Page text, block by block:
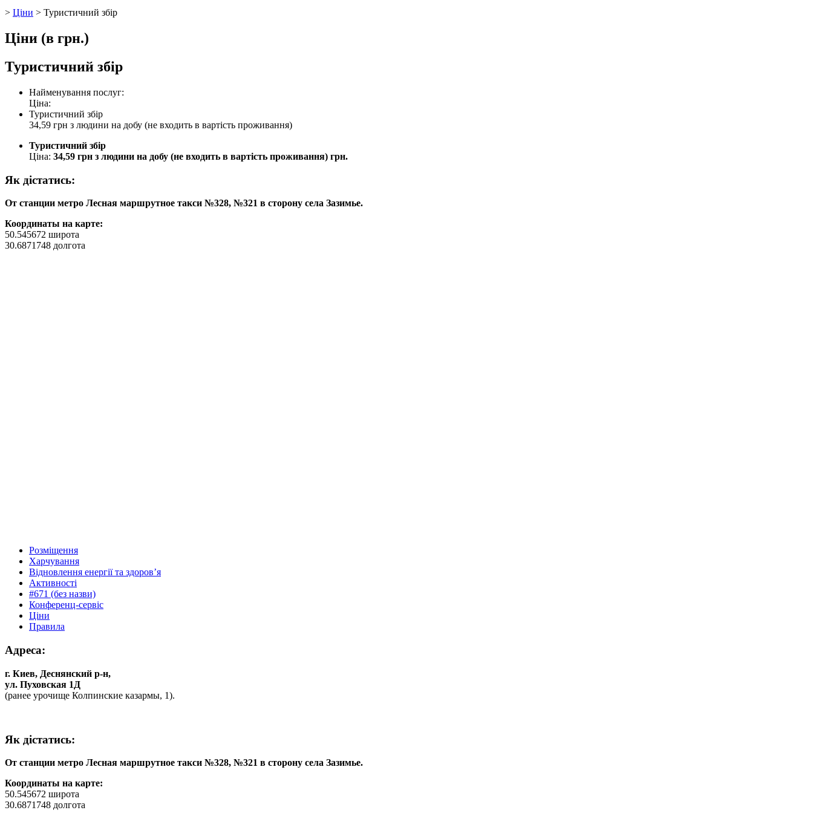
> Цiни > Туристичний збiр
Ціни (в грн.)
Туристичний збiр
Найменування послуг:
Ціна:
Туристичний збiр
34,59 грн з людини на добу (не входить в вартість проживання)
Туристичний збiр
Ціна: 34,59 грн з людини на добу (не входить в вартість проживання) грн.
Як дiстатись:
От станции метро Лесная маршрутное такси №328, №321 в сторону села Зазимье.
Координаты на карте:
50.545672 широта
30.6871748 долгота
Розміщення
Харчування
Відновлення енергії та здоров’я
Активності
#671 (без назви)
Конференц-сервіс
Ціни
Правила
Адреса:
г. Киев, Деснянский р-н,
ул. Пуховская 1Д
(ранее урочище Колпинские казармы, 1).
Як дiстатись:
От станции метро Лесная маршрутное такси №328, №321 в сторону села Зазимье.
Координаты на карте:
50.545672 широта
30.6871748 долгота